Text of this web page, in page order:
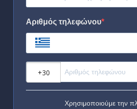
Αριθμός τηλεφώνου
Χρησιμοποιούμε την